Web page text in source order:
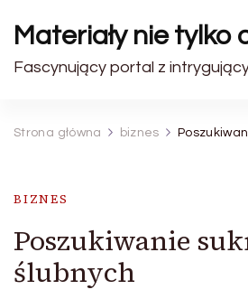
Materiały nie tylko
Fascynujący portal z
Strona główna biznes
BIZNES
Poszukiwanie
ślubnych